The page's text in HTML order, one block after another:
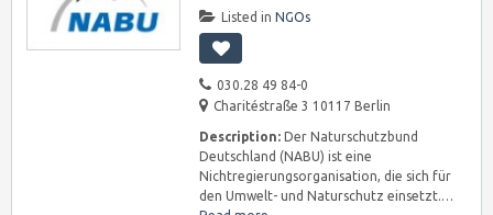
Listed in NGOs
030.28 49 84-0
Charitéstraße 3 10117 Berlin
Description: Der Naturschutzbund
Deutschland (NABU) ist eine
Nichtregierungsorganisation, die sich für
den Umwelt- und Naturschutz einsetzt.…